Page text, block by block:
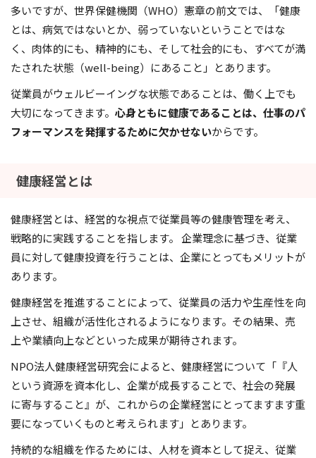
多いですが、世界保健機関（WHO）憲章の前文では、「健康
とは、病気ではないとか、弱っていないということではな
く、肉体的にも、精神的にも、そして社会的にも、すべてが満
たされた状態（well-being）にあること」とあります。
従業員がウェルビーイングな状態であることは、働く上でも
大切になってきます。 心身ともに健康であることは、仕事のパ
フォーマンスを発揮するために欠かせないからです。
健康経営とは
健康経営とは、経営的な視点で従業員等の健康管理を考え、
戦略的に実践することを指します。 企業理念に基づき、従業
員に対して健康投資を行うことは、企業にとってもメリットが
あります。
健康経営を推進することによって、従業員の活力や生産性を向
上させ、組織が活性化されるようになります。その結果、売
上や業績向上などといった成果が期待されます。
NPO法人健康経営研究会によると、健康経営について「『人
という資源を資本化し、企業が成長することで、社会の発展
に寄与すること』が、これからの企業経営にとってますます重
要になっていくものと考えられます」とあります。
持続的な組織を作るためには、人材を資本として捉え、従業